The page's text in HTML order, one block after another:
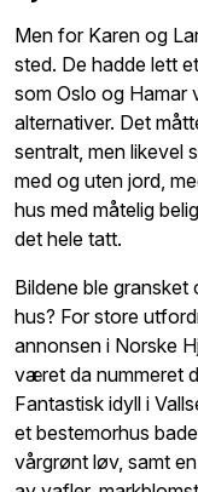
Men for Karen og
sted. De hadde lett
som Oslo og Hamar
alternativer. Det
sentralt, men likevel
med og uten jord,
hus med måtelig
det hele tatt.
Bildene ble gransket
hus? For store
annonsen i Norske
været da nummeret
Fantastisk idyll i
et bestemorhus
vårgrønt løv, samt